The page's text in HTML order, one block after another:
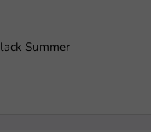
Summer